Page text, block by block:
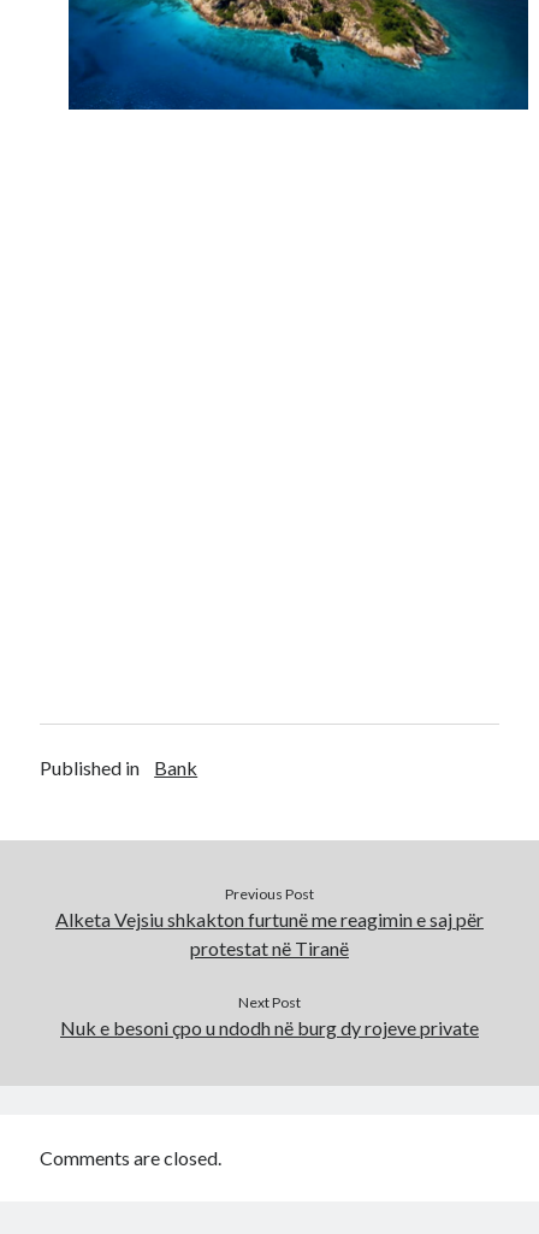
Published in Bank
Previous Post
Alketa Vejsiu shkakton furtunë me reagimin e saj për
protestat në Tiranë
Next Post
Nuk e besoni çpo u ndodh në burg dy rojeve private
Comments are closed.